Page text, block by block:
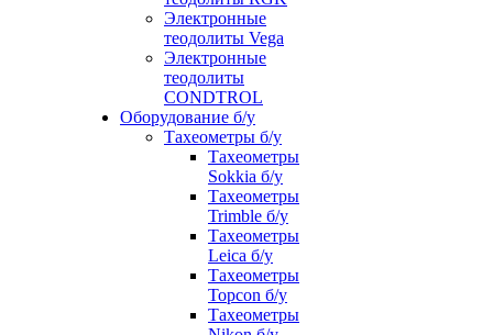
Электронные
теодолиты Vega
Электронные
теодолиты
CONDTROL
Оборудование б/у
Тахеометры б/у
Тахеометры
Sokkia б/у
Тахеометры
Trimble б/у
Тахеометры
Leica б/у
Тахеометры
Topcon б/у
Тахеометры